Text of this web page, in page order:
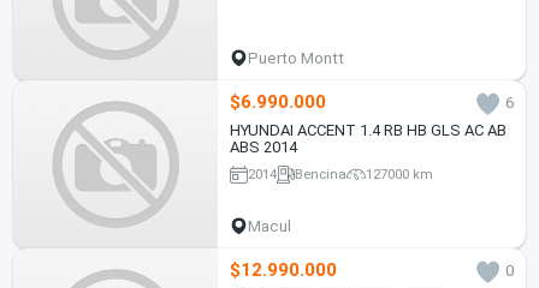
Puerto Montt
$6.990.000
6
HYUNDAI ACCENT 1.4 RB HB GLS AC AB
ABS 2014
2014 Bencina 127000 km
Macul
$12.990.000
0